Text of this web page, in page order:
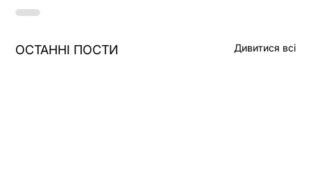
ОСТАННІ ПОСТИ Дивитися всі